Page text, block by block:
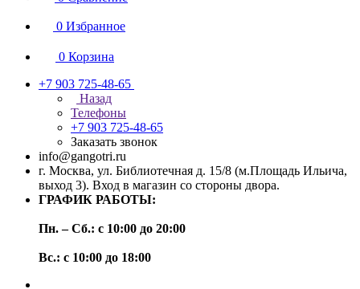
0 Избранное
0 Корзина
+7 903 725-48-65
Назад
Телефоны
+7 903 725-48-65
Заказать звонок
info@gangotri.ru
г. Москва, ул. Библиотечная д. 15/8 (м.Площадь Ильича,
выход 3). Вход в магазин со стороны двора.
ГРАФИК РАБОТЫ:
Пн. – Сб.: с 10:00 до 20:00
Вс.: с 10:00 до 18:00